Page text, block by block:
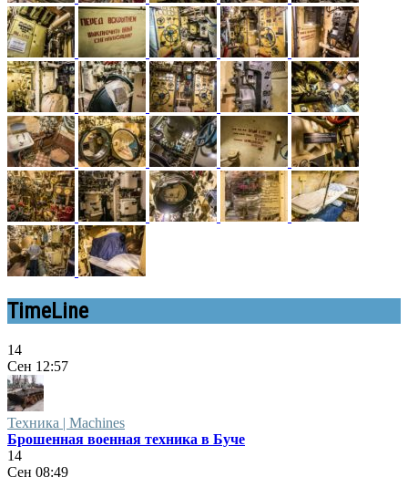
TimeLine
14
Сен 12:57
Техника | Machines
Брошенная военная техника в Буче
14
Сен 08:49